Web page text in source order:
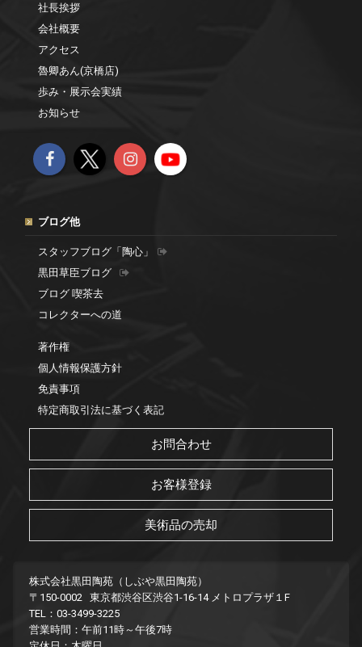
社長挨拶
会社概要
アクセス
魯卿あん(京橋店)
歩み・展示会実績
お知らせ
ブログ他
スタッフブログ「陶心」
黒田草臣ブログ
ブログ 喫茶去
コレクターへの道
著作権
個人情報保護方針
免責事項
特定商取引法に基づく表記
お問合わせ
お客様登録
美術品の売却
株式会社黒田陶苑（しぶや黒田陶苑）
〒150-0002 東京都渋谷区渋谷1-16-14 メトロプラザ１F
TEL：03-3499-3225
営業時間：午前11時～午後7時